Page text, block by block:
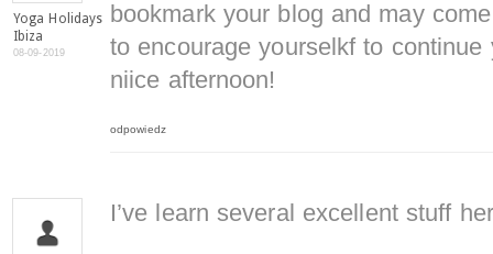
Yoga Holidays
Ibiza
08-09-2019
bookmark your blog and may
to encourage yourselkf to
niice afternoon!
odpowiedz
I’ve learn several excellent stuff